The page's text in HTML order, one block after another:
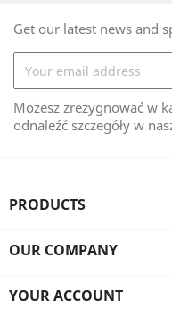
Get our latest news and
Możesz zrezygnować w
odnaleźć szczegóły w
PRODUCTS
OUR COMPANY
YOUR ACCOUNT